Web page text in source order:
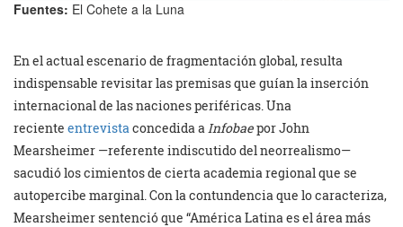
Fuentes: El Cohete a la Luna
En el actual escenario de fragmentación global, resulta
indispensable revisitar las premisas que guían la inserción
internacional de las naciones periféricas. Una
reciente entrevista concedida a Infobaepor John
Mearsheimer —referente indiscutido del neorrealismo—
sacudió los cimientos de cierta academia regional que se
autopercibe marginal. Con la contundencia que lo caracteriza,
Mearsheimer sentenció que “América Latina es el área más